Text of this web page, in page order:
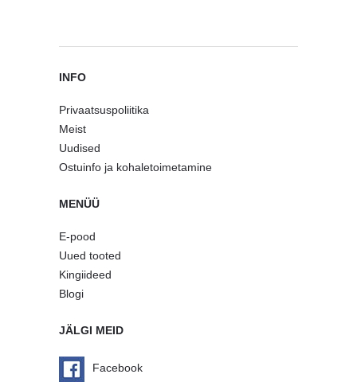
INFO
Privaatsuspoliitika
Meist
Uudised
Ostuinfo ja kohaletoimetamine
MENÜÜ
E-pood
Uued tooted
Kingiideed
Blogi
JÄLGI MEID
Facebook